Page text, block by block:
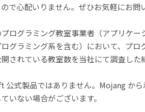
で心配いりません。ぜひお気軽にお問
ログラミング教室事業者（アプリケ
グラミング系を含む）において、プ
されている教室数を当社にて調査した
公式製品ではありません。Mojang か
いない場合がございます。